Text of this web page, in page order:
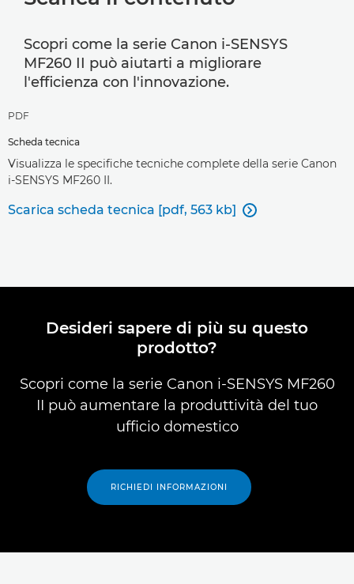
Scopri come la serie Canon i-SENSYS
MF260 II può aiutarti a migliorare
l'efficienza con l'innovazione.
PDF
Scheda tecnica
Visualizza le specifiche tecniche complete della serie Canon
i-SENSYS MF260 II.
Scarica scheda tecnica [pdf, 563 kb] 
Desideri sapere di più su questo
prodotto?
Scopri come la serie Canon i-SENSYS MF260
II può aumentare la produttività del tuo
ufficio domestico
RICHIEDI INFORMAZIONI